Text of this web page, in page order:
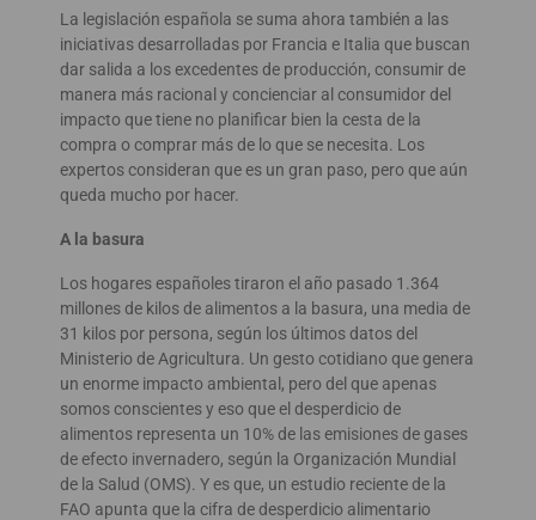
La legislación española se suma ahora también a las
iniciativas desarrolladas por Francia e Italia que buscan
dar salida a los excedentes de producción, consumir de
manera más racional y concienciar al consumidor del
impacto que tiene no planificar bien la cesta de la
compra o comprar más de lo que se necesita. Los
expertos consideran que es un gran paso, pero que aún
queda mucho por hacer.
A la basura
Los hogares españoles tiraron el año pasado 1.364
millones de kilos de alimentos a la basura, una media de
31 kilos por persona, según los últimos datos del
Ministerio de Agricultura. Un gesto cotidiano que genera
un enorme impacto ambiental, pero del que apenas
somos conscientes y eso que el desperdicio de
alimentos representa un 10% de las emisiones de gases
de efecto invernadero, según la Organización Mundial
de la Salud (OMS). Y es que, un estudio reciente de la
FAO apunta que la cifra de desperdicio alimentario